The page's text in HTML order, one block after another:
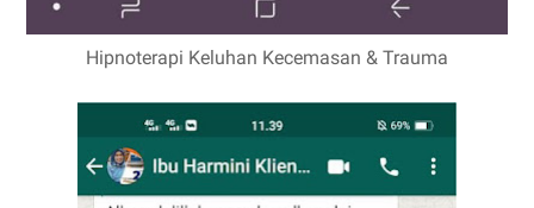
Hipnoterapi Keluhan Kecemasan & Trauma